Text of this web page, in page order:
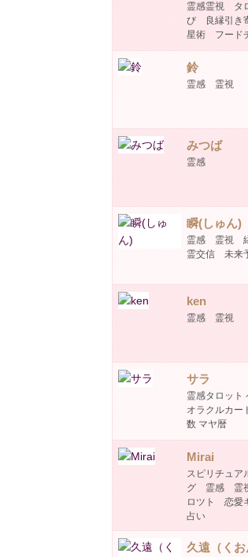
霊感霊視 タ
び 良縁引き
星術 フード
鈴
霊感 霊視
みつば
霊感
瞬(しゅん)
霊感 霊視
霊交信 未来
ken
霊感 霊視
サラ
霊感タロット
オラクルカー
数 マヤ暦
Mirai
スピリチュア
グ 霊感 霊
ロツト 恋愛
占い
久遠（くお